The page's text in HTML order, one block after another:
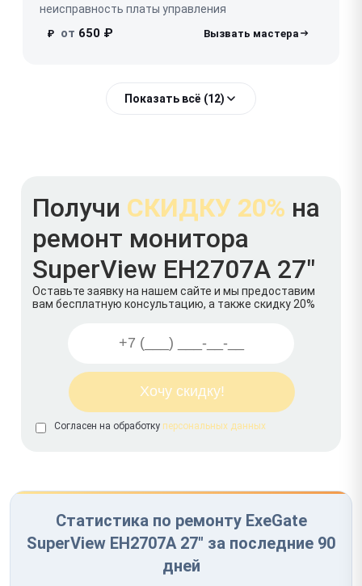
неисправность платы управления
₽ от 650 ₽
Показать всё (12)
Получи СКИДКУ 20% на
ремонт монитора
SuperView EH2707A 27"
Оставьте заявку на нашем сайте и мы предоставим
вам бесплатную консультацию, а также скидку 20%
Согласен на обработку персональных данных
Статистика по ремонту ExeGate
SuperView EH2707A 27" за последние 90
дней